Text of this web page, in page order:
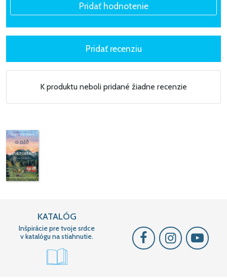
K produktu neboli pridané žiadne recenzie
KATALÓG
Inšpirácie pre tvoje srdce
v katalógu na stiahnutie.